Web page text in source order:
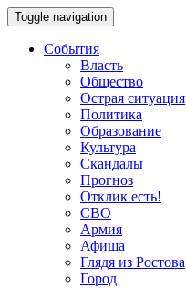
Toggle navigation
События
Власть
Общество
Острая ситуация
Политика
Образование
Культура
Скандалы
Прогноз
Отклик есть!
СВО
Армия
Афиша
Глядя из Ростова
Город